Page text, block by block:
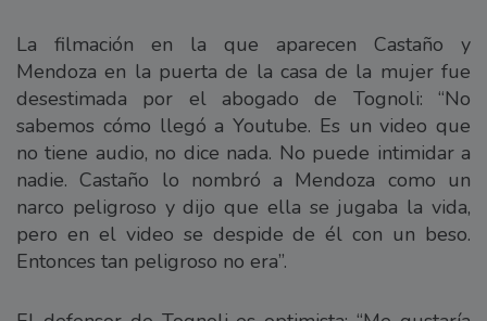
La filmación en la que aparecen Castaño y
Mendoza en la puerta de la casa de la mujer fue
desestimada por el abogado de Tognoli: “No
sabemos cómo llegó a Youtube. Es un video que
no tiene audio, no dice nada. No puede intimidar a
nadie. Castaño lo nombró a Mendoza como un
narco peligroso y dijo que ella se jugaba la vida,
pero en el video se despide de él con un beso.
Entonces tan peligroso no era”.